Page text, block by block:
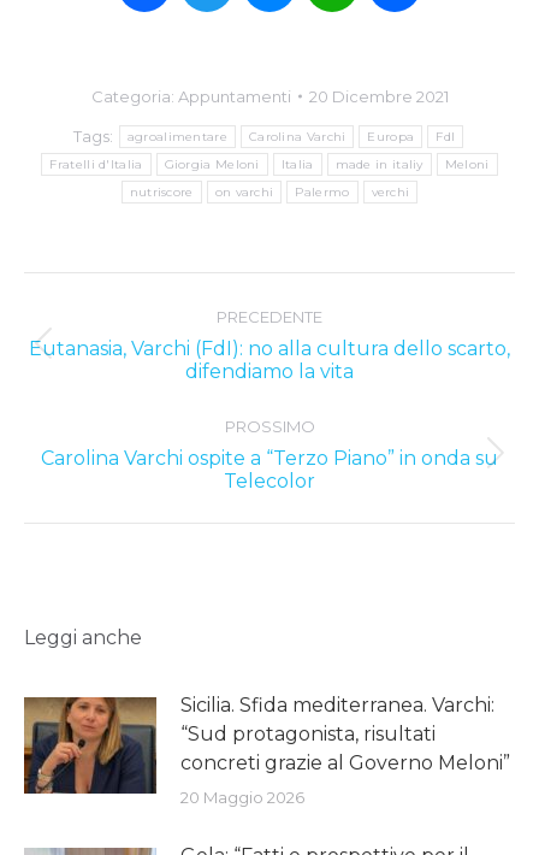
Categoria: Appuntamenti 20 Dicembre 2021
Tags: agroalimentare Carolina Varchi Europa
FdI
Fratelli d'Italia
Giorgia Meloni Italia made in italiy
Meloni
nutriscore
on varchi Palermo verchi
navigation
PRECEDENTE
Previous
post:
Eutanasia, Varchi (FdI): no alla cultura dello scarto,
difendiamo la vita
PROSSIMO
Next
post:
Carolina Varchi ospite a “Terzo Piano” in onda su
Telecolor
Leggi anche
Sicilia. Sfida mediterranea. Varchi:
“Sud protagonista, risultati
concreti grazie al Governo Meloni”
20 Maggio 2026